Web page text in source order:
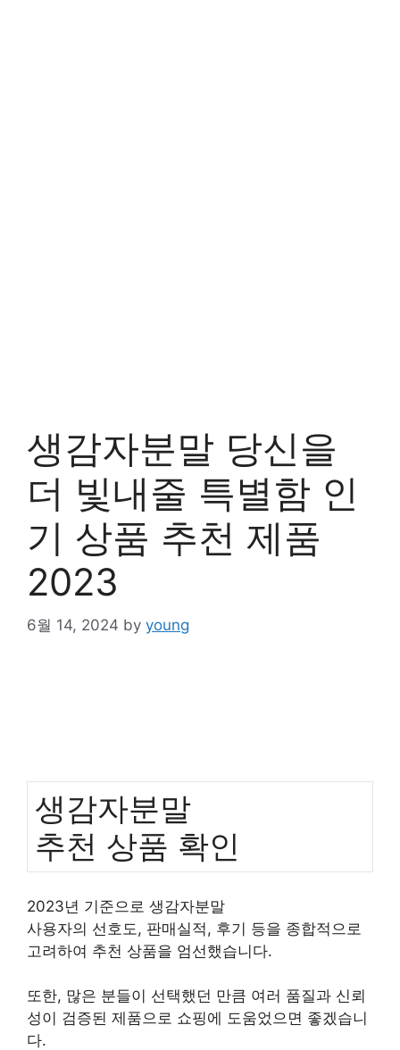
생감자분말 당신을
더 빛내줄 특별함 인
기 상품 추천 제품
2023
6월 14, 2024 by young
생감자분말
추천 상품 확인
2023년 기준으로 생감자분말
사용자의 선호도, 판매실적, 후기 등을 종합적으로
고려하여 추천 상품을 엄선했습니다.
또한, 많은 분들이 선택했던 만큼 여러 품질과 신뢰
성이 검증된 제품으로 쇼핑에 도움었으면 좋겠습니
다.